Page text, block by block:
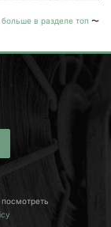
больше в разделе топ